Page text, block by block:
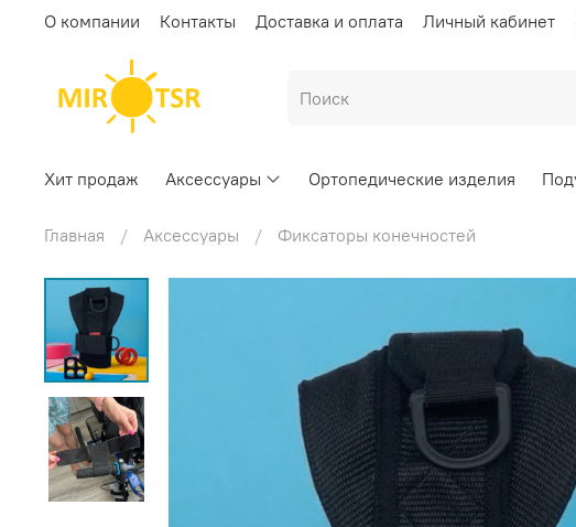
О компании Контакты Доставка и оплата Личный кабинет
Хит продаж Аксессуары Ортопедические изделия
Главная Аксессуары Фиксаторы конечностей